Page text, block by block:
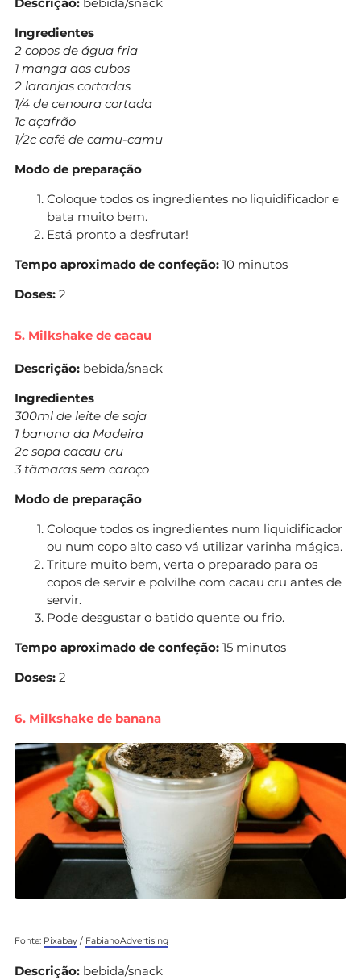
Ingredientes
2 copos de água fria
1 manga aos cubos
2 laranjas cortadas
1/4 de cenoura cortada
1c açafrão
1/2c café de camu-camu
Modo de preparação
Coloque todos os ingredientes no liquidificador e
bata muito bem.
Está pronto a desfrutar!
Tempo aproximado de confeção: 10 minutos
Doses: 2
5. Milkshake de cacau
Descrição: bebida/snack
Ingredientes
300ml de leite de soja
1 banana da Madeira
2c sopa cacau cru
3 tâmaras sem caroço
Modo de preparação
Coloque todos os ingredientes num liquidificador
ou num copo alto caso vá utilizar varinha mágica.
Triture muito bem, verta o preparado para os
copos de servir e polvilhe com cacau cru antes de
servir.
Pode desgustar o batido quente ou frio.
Tempo aproximado de confeção: 15 minutos
Doses: 2
6. Milkshake de banana
Fonte: Pixabay / FabianoAdvertising
Descrição: bebida/snack